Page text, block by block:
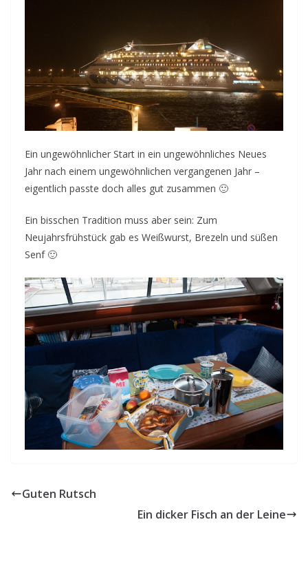
Ein ungewöhnlicher Start in ein ungewöhnliches Neues
Jahr nach einem ungewöhnlichen vergangenen Jahr –
eigentlich passte doch alles gut zusammen 🙂
Ein bisschen Tradition muss aber sein: Zum
Neujahrsfrühstück gab es Weißwurst, Brezeln und süßen
Senf 🙂
Guten Rutsch
Ein dicker Fisch an der Leine